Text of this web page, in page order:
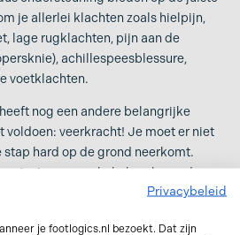
je allerlei klachten zoals hielpijn,
lage rugklachten, pijn aan de
achillespeesblessure,
voetklachten.
nog een andere belangrijke
voldoen: veerkracht! Je moet er niet
hard op de grond neerkomt.
stevig maar schokabsorberend
voor extra schokdemping.
goed vocht kunnen opnemen.
Privacybeleid
je footlogics.nl bezoekt. Dat zijn